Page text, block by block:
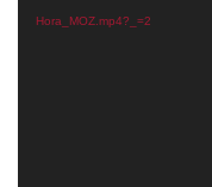
Hora_MOZ.mp4?_=2